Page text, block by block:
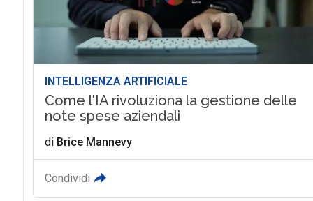
INTELLIGENZA ARTIFICIALE
Come l'IA rivoluziona la gestione delle
note spese aziendali
di Brice Mannevy
Condividi